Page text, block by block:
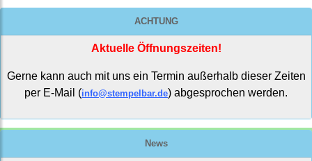
ACHTUNG
Aktuelle Öffnungszeiten!
Gerne kann auch mit uns ein Termin außerhalb dieser Zeiten
per E-Mail (info@stempelbar.de) abgesprochen werden.
News